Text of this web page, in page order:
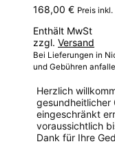
168,00 € Preis inkl.
Enthält MwSt
zzgl. Versand
Bei Lieferungen in
und Gebühren
Herzlich
gesundheitlicher
eingeschränkt
voraussichtlich
Dank für Ihre